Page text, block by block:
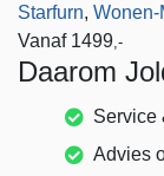
Starfurn, Wonen-
Vanaf 1499,-
Daarom
Service
Advies